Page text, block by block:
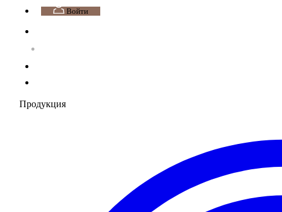
Войти
Продукция